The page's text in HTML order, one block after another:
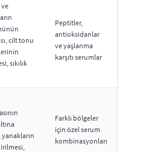
ve
cilt tonu
sıkılık
Peptitler,
antioksidanlar
ve yaşlanma
karşıtı serumlar
yanakların
Farklı bölgeler
için özel serum
kombinasyonları